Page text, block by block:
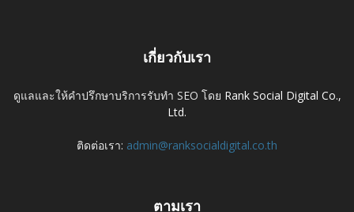
เกี่ยวกับเรา
ดูแลและให้คำปรึกษาบริการรับทำ SEO โดย Rank Social Digital Co.,
Ltd.
ติดต่อเรา: admin@ranksocialdigital.co.th
ตามเรา